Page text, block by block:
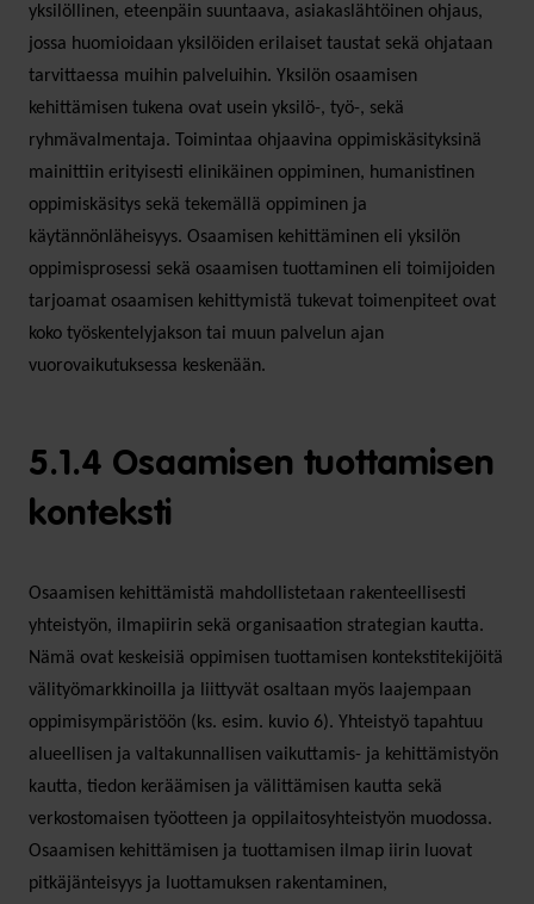
yksilöllinen, eteenpäin suuntaava, asiakaslähtöinen ohjaus,
jossa huomioidaan yksilöiden erilaiset taustat sekä ohjataan
tarvittaessa muihin palveluihin. Yksilön osaamisen
kehittämisen tukena ovat usein yksilö-, työ-, sekä
ryhmävalmentaja. Toimintaa ohjaavina oppimiskäsityksinä
mainittiin erityisesti elinikäinen oppiminen, humanistinen
oppimiskäsitys sekä tekemällä oppiminen ja
käytännönläheisyys. Osaamisen kehittäminen eli yksilön
oppimisprosessi sekä osaamisen tuottaminen eli toimijoiden
tarjoamat osaamisen kehittymistä tukevat toimenpiteet ovat
koko työskentelyjakson tai muun palvelun ajan
vuorovaikutuksessa keskenään.
5.1.4 Osaamisen tuottamisen
konteksti
Osaamisen kehittämistä mahdollistetaan rakenteellisesti
yhteistyön, ilmapiirin sekä organisaation strategian kautta.
Nämä ovat keskeisiä oppimisen tuottamisen kontekstitekijöitä
välityömarkkinoilla ja liittyvät osaltaan myös laajempaan
oppimisympäristöön (ks. esim. kuvio 6). Yhteistyö tapahtuu
alueellisen ja valtakunnallisen vaikuttamis- ja kehittämistyön
kautta, tiedon keräämisen ja välittämisen kautta sekä
verkostomaisen työotteen ja oppilaitosyhteistyön muodossa.
Osaamisen kehittämisen ja tuottamisen ilmap iirin luovat
pitkäjänteisyys ja luottamuksen rakentaminen,